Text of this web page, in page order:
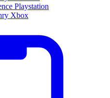
Playstation
Xbox